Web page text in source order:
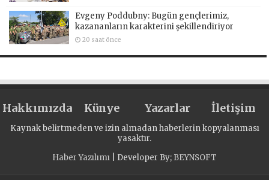
Evgeny Poddubny: Bugün gençlerimiz,
kazananların karakterini şekillendiriyor
20 saat önce
Hakkımızda Künye Yazarlar İletişim
Kaynak belirtmeden ve izin almadan haberlerin kopyalanması
yasaktır.
Haber Yazılımı | Developer By; BEYNSOFT